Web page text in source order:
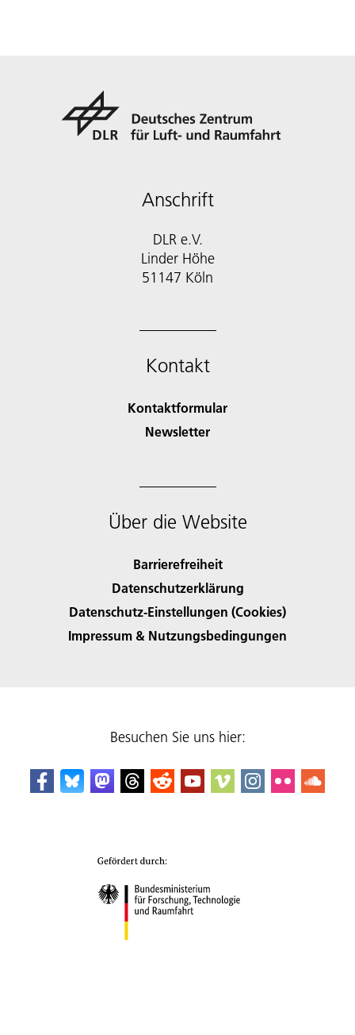
Anschrift
DLR e.V.
Linder Höhe
51147 Köln
Kontakt
Kontaktformular
Newsletter
Über die Website
Barrierefreiheit
Datenschutzerklärung
Datenschutz-Einstellungen (Cookies)
Impressum & Nutzungsbedingungen
Besuchen Sie uns hier: